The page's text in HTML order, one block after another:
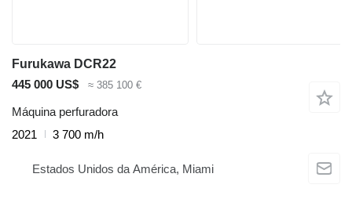
Furukawa DCR22
445 000 US$
≈ 385 100 €
Máquina perfuradora
2021
3 700 m/h
Estados Unidos da América, Miami